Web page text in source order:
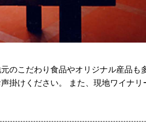
のこだわり食品やオリジナル産品も
掛けください。 また、現地ワイナリ